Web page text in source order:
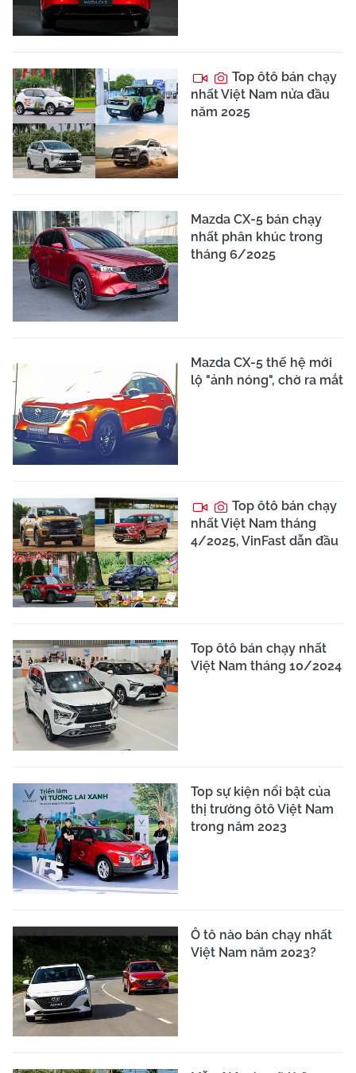
Top ôtô bán chạy
nhất Việt Nam nửa đầu
năm 2025
Mazda CX-5 bán chạy
nhất phân khúc trong
tháng 6/2025
Mazda CX-5 thế hệ mới
lộ "ảnh nóng", chờ ra mắt
Top ôtô bán chạy
nhất Việt Nam tháng
4/2025, VinFast dẫn đầu
Top ôtô bán chạy nhất
Việt Nam tháng 10/2024
Top sự kiện nổi bật của
thị trường ôtô Việt Nam
trong năm 2023
Ô tô nào bán chạy nhất
Việt Nam năm 2023?